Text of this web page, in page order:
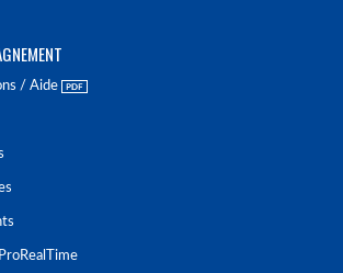
/ Aide